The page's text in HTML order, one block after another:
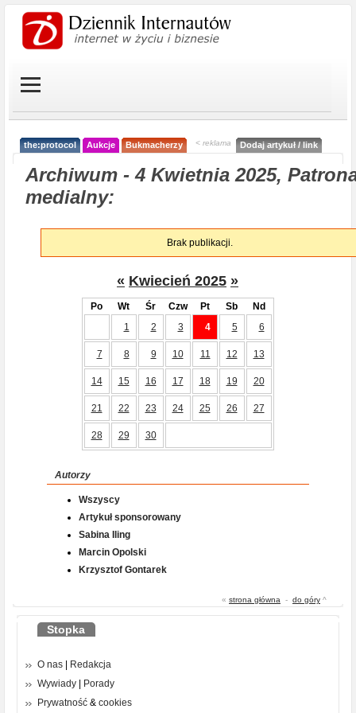
the:protocol Aukcje Bukmacherzy < reklama Dodaj artykuł / link
Archiwum - 4 Kwietnia 2025,
medialny:
Brak publikacji.
« Kwiecień 2025 »
Po Wt Śr Czw Pt Sb
Nd
1
2 3 4 5 6
7 8 9 10 11 12 13
14 15 16 17 18 19 20
21 22 23 24 25 26 27
28 29 30
Autorzy
Wszyscy
Artykuł sponsorowany
Sabina Iling
Marcin Opolski
Krzysztof Gontarek
« strona główna - do góry ^
Stopka
O nas
Redakcja
Wywiady
Porady
Prywatność & cookies